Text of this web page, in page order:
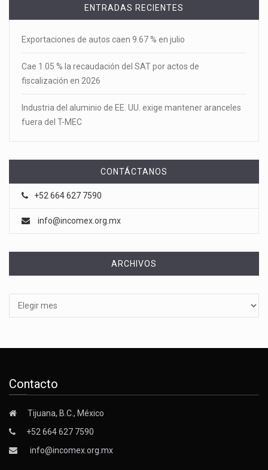
ENTRADAS RECIENTES
Exportaciones de autos caen 9.67 % en julio
Cae 1.05 % la recaudación del SAT por actos de
fiscalización en 2026
Industria del aluminio de EE. UU. exige mantener aranceles
fuera del T-MEC
CONTÁCTANOS
+52 664 627 7590
info@incomex.org.mx
ARCHIVOS
Contacto
Tijuana, B.C., México
+52 664 627 7590
info@incomex.org.mx